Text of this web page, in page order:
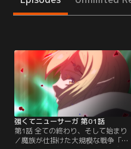
強くてニューサーガ 第01話
第1話 全ての終わり、そして始まり
／魔族が仕掛けた大規模な戦争「大